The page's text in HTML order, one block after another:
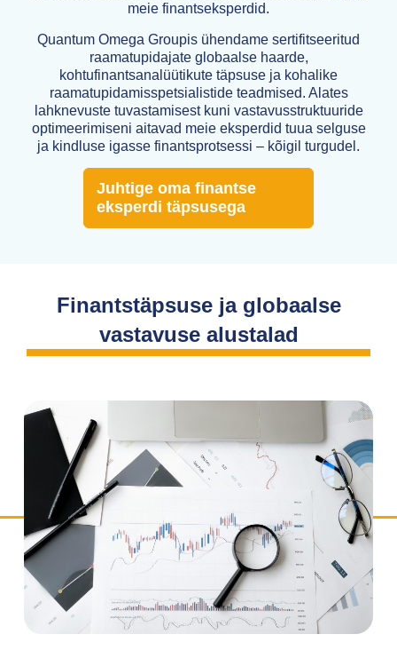
meie finantseksperdid.
Quantum Omega Groupis ühendame sertifitseeritud
raamatupidajate globaalse haarde,
kohtufinantsanalüütikute täpsuse ja kohalike
raamatupidamisspetsialistide teadmised. Alates
lahknevuste tuvastamisest kuni vastavusstruktuuride
optimeerimiseni aitavad meie eksperdid tuua selguse
ja kindluse igasse finantsprotsessi – kõigil turgudel.
Juhtige oma finantse
eksperdi täpsusega
Finantstäpsuse ja globaalse
vastavuse alustalad